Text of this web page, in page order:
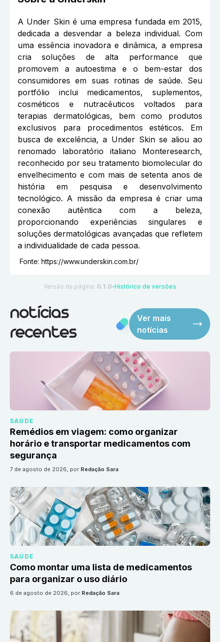
A Under Skin é uma empresa fundada em 2015,
dedicada a desvendar a beleza individual. Com
uma essência inovadora e dinâmica, a empresa
cria soluções de alta performance que
promovem a autoestima e o bem-estar dos
consumidores em suas rotinas de saúde. Seu
portfólio inclui medicamentos, suplementos,
cosméticos e nutracêuticos voltados para
terapias dermatológicas, bem como produtos
exclusivos para procedimentos estéticos. Em
busca de excelência, a Under Skin se aliou ao
renomado laboratório italiano Monteresearch,
reconhecido por seu tratamento biomolecular do
envelhecimento e com mais de setenta anos de
história em pesquisa e desenvolvimento
tecnológico. A missão da empresa é criar uma
conexão autêntica com a beleza,
proporcionando experiências singulares e
soluções dermatológicas avançadas que refletem
a individualidade de cada pessoa.
Fonte: https://www.underskin.com.br/
Versão da página: 0.1.0 ●Histórico de versões
notícias
recentes
Ver mais
notícias
SAÚDE
Remédios em viagem: como organizar
horário e transportar medicamentos com
segurança
7 de agosto de 2026, por Redação Sara
SAÚDE
Como montar uma lista de medicamentos
para organizar o uso diário
6 de agosto de 2026, por Redação Sara